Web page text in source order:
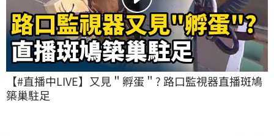
【#直播中LIVE】又見＂孵蛋＂? 路口監視器直播斑鳩
築巢駐足